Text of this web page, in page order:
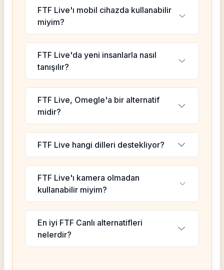
FTF Live'ı mobil cihazda kullanabilir
miyim?
FTF Live'da yeni insanlarla nasıl
tanışılır?
FTF Live, Omegle'a bir alternatif
midir?
FTF Live hangi dilleri destekliyor?
FTF Live'ı kamera olmadan
kullanabilir miyim?
En iyi FTF Canlı alternatifleri
nelerdir?